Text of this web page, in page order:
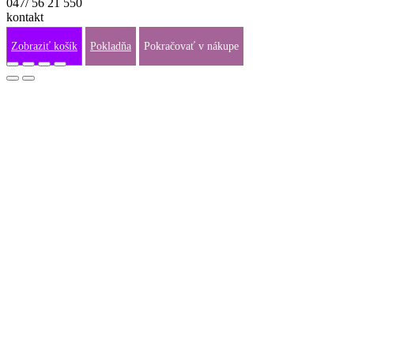
047/ 56 21 550
kontakt
info@fraj.sk
Zobraziť košík Pokladňa Pokračovať v nákupe